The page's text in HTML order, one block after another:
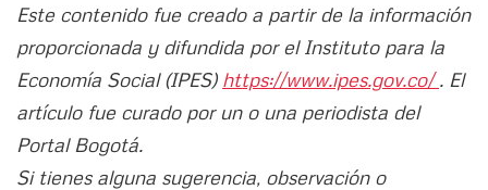
Este contenido fue creado a partir de la información
proporcionada y difundida por el Instituto para la
Economía Social (IPES) https://www.ipes.gov.co/. El
artículo fue curado por un o una periodista del
Portal Bogotá.
Si tienes alguna sugerencia, observación o